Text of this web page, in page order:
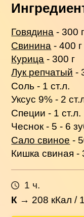
Говядина - 300 г
Свинина - 400 г
Курица - 300 г
Лук репчатый -
Соль - 1 ст.л.
Уксус 9% - 2
Специи - 1 ст.л.
Чеснок - 5 - 6
Сало свиное -
Кишка свиная -
1 ч.
К → 208 кКал /